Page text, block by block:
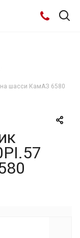
на шасси КамАЗ 6580